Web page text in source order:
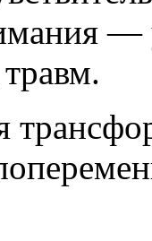
—